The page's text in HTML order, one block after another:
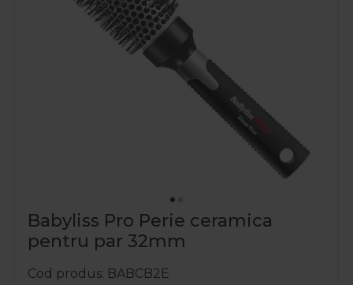
Babyliss Pro Perie ceramica
pentru par 32mm
Cod produs BABCB2E